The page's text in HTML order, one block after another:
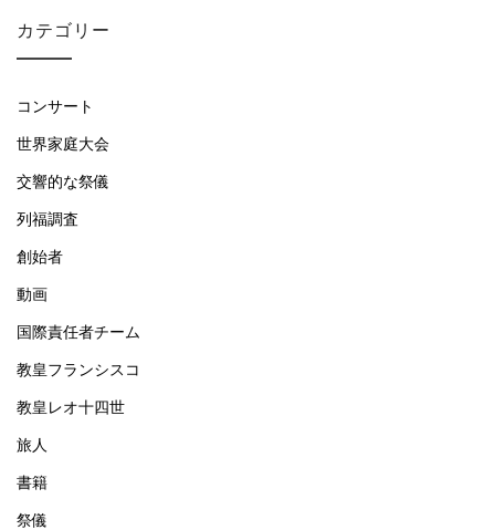
カテゴリー
コンサート
世界家庭大会
交響的な祭儀
列福調査
創始者
動画
国際責任者チーム
教皇フランシスコ
教皇レオ十四世
旅人
書籍
祭儀